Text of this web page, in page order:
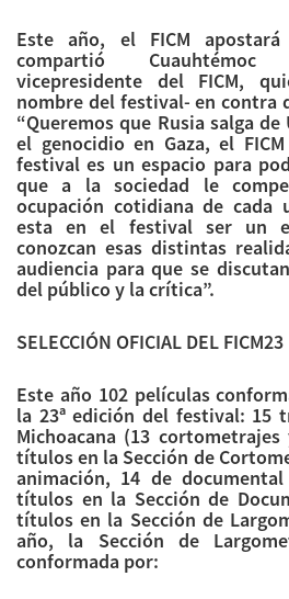
Este año, el FICM
compartió
vicepresidente del FICM,
nombre del festival- en contra
“Queremos que Rusia salga
el genocidio en Gaza, el
festival es un espacio para
que a la sociedad le
ocupación cotidiana de
esta en el festival ser un
conozcan esas distintas
audiencia para que se
del público y la crítica”.
SELECCIÓN OFICIAL DEL FICM23
Este año 102 películas
la 23ª edición del festival: 15
Michoacana (13
títulos en la Sección de
animación, 14 de
títulos en la Sección de
títulos en la Sección de
año, la Sección de
conformada por: